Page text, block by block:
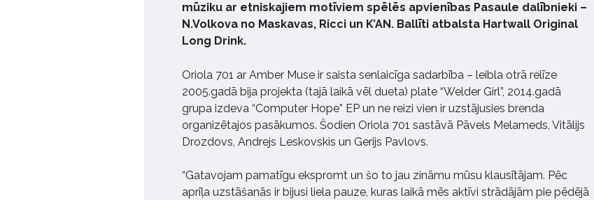
mūziku ar etniskajiem motīviem spēlēs apvienības Pasaule dalībnieki –
N.Volkova no Maskavas, Ricci un K’AN. Ballīti atbalsta Hartwall Original
Long Drink.
Oriola 701 ar Amber Muse ir saista senlaicīga sadarbība – leibla otrā relīze
2005.gadā bija projekta (tajā laikā vēl dueta) plate “Welder Girl”, 2014.gadā
grupa izdeva “Computer Hope” EP un ne reizi vien ir uzstājusies brenda
organizētajos pasākumos. Šodien Oriola 701 sastāvā Pāvels Melameds, Vitālijs
Drozdovs, Andrejs Leskovskis un Gerijs Pavlovs.
“Gatavojam pamatīgu ekspromt un šo to jau zināmu mūsu klausītājam. Pēc
aprīļa uzstāšanās ir bijusi liela pauze, kuras laikā mēs aktīvi strādājām pie pēdējā